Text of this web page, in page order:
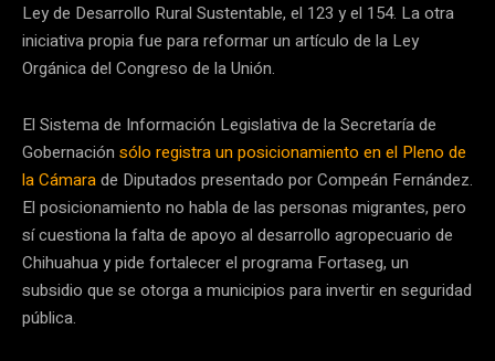
Ley de Desarrollo Rural Sustentable, el 123 y el 154. La otra
iniciativa propia fue para reformar un artículo de la Ley
Orgánica del Congreso de la Unión.
El Sistema de Información Legislativa de la Secretaría de
Gobernación sólo registra un posicionamiento en el Pleno de
la Cámarade Diputados presentado por Compeán Fernández.
El posicionamiento no habla de las personas migrantes, pero
sí cuestiona la falta de apoyo al desarrollo agropecuario de
Chihuahua y pide fortalecer el programa Fortaseg, un
subsidio que se otorga a municipios para invertir en seguridad
pública.